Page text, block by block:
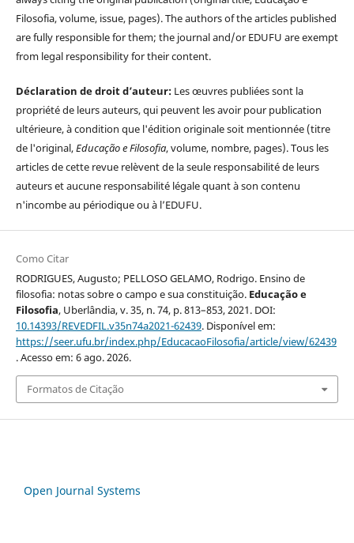
Filosofia, volume, issue, pages). The authors of the articles published
are fully responsible for them; the journal and/or EDUFU are exempt
from legal responsibility for their content.
Déclaration de droit d’auteur: Les œuvres publiées sont la
propriété de leurs auteurs, qui peuvent les avoir pour publication
ultérieure, à condition que l'édition originale soit mentionnée (titre
de l'original,Educação e Filosofia, volume, nombre, pages). Tous les
articles de cette revue relèvent de la seule responsabilité de leurs
auteurs et aucune responsabilité légale quant à son contenu
n'incombe au périodique ou à l’EDUFU.
Como Citar
RODRIGUES, Augusto; PELLOSO GELAMO, Rodrigo. Ensino de
filosofia: notas sobre o campo e sua constituição. Educação e
Filosofia, Uberlândia, v. 35, n. 74, p. 813–853, 2021. DOI:
10.14393/REVEDFIL.v35n74a2021-62439. Disponível em:
https://seer.ufu.br/index.php/EducacaoFilosofia/article/view/62439
. Acesso em: 6 ago. 2026.
Formatos de Citação
Open Journal Systems